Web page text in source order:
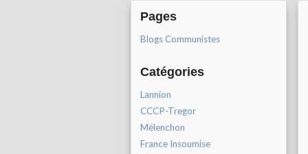
Pages
Blogs Communistes
Catégories
Lannion
CCCP-Tregor
Mélenchon
France Insoumise